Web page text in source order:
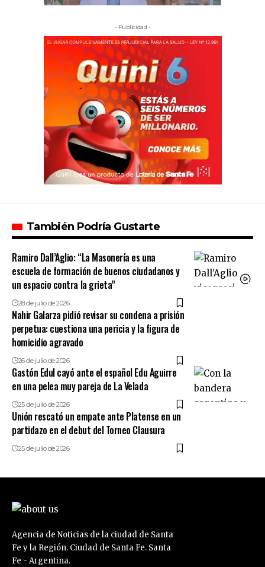
- Publicidad -
También Podría Gustarte
Ramiro Dall’Aglio: “La Masonería es una
escuela de formación de buenos ciudadanos y
un espacio contra la grieta”
28 de julio de 2026
Nahir Galarza pidió revisar su condena a prisión
perpetua: cuestiona una pericia y la figura de
homicidio agravado
26 de julio de 2026
Gastón Edul cayó ante el español Edu Aguirre
en una pelea muy pareja de La Velada
25 de julio de 2026
Unión rescató un empate ante Platense en un
partidazo en el debut del Torneo Clausura
25 de julio de 2026
Agencia de Noticias de la ciudad de Santa
Fe y la Región. Ciudad de Santa Fe. Santa
Fe - Argentina.